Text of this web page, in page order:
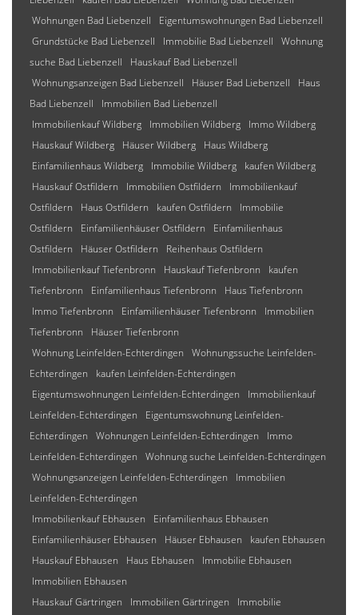
Wohnungen Bad Liebenzell
Eigentumswohnungen Bad Liebenzell
Grundstücke Bad Liebenzell
Immobilie Bad Liebenzell
Wohnung
suche Bad Liebenzell
Hauskauf Bad Liebenzell
Wohnungsanzeigen Bad Liebenzell
Häuser Bad Liebenzell
Haus
Bad Liebenzell
Immobilien Bad Liebenzell
Immobilienkauf Wildberg
Immobilien Wildberg
Immo Wildberg
Hauskauf Wildberg
Häuser Wildberg
Haus Wildberg
Einfamilienhaus Wildberg
Immobilie Wildberg
kaufen Wildberg
Hauskauf Ostfildern
Immobilien Ostfildern
Immobilienkauf
Ostfildern
Haus Ostfildern kaufen Ostfildern
Immobilie
Ostfildern
Einfamilienhäuser Ostfildern
Einfamilienhaus
Ostfildern
Häuser Ostfildern
Reihenhaus Ostfildern
Immobilienkauf Tiefenbronn
Hauskauf Tiefenbronn
kaufen
Tiefenbronn
Einfamilienhaus Tiefenbronn
Haus Tiefenbronn
Immo Tiefenbronn
Einfamilienhäuser Tiefenbronn
Immobilien
Tiefenbronn
Häuser Tiefenbronn
Wohnung Leinfelden-Echterdingen
Wohnungssuche Leinfelden-
Echterdingen
kaufen Leinfelden-Echterdingen
Eigentumswohnungen Leinfelden-Echterdingen
Immobilienkauf
Leinfelden-Echterdingen
Eigentumswohnung Leinfelden-
Echterdingen
Wohnungen Leinfelden-Echterdingen
Immo
Leinfelden-Echterdingen
Wohnung suche Leinfelden-Echterdingen
Wohnungsanzeigen Leinfelden-Echterdingen
Immobilien
Leinfelden-Echterdingen
Immobilienkauf Ebhausen
Einfamilienhaus Ebhausen
Einfamilienhäuser Ebhausen
Häuser Ebhausen
kaufen Ebhausen
Hauskauf Ebhausen
Haus Ebhausen
Immobilie Ebhausen
Immobilien Ebhausen
Hauskauf Gärtringen
Immobilien Gärtringen
Immobilie